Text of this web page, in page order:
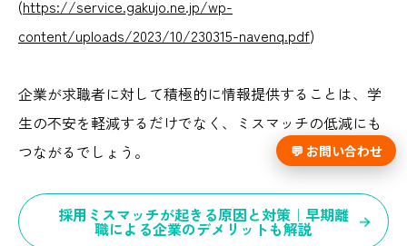
(https://service.gakujo.ne.jp/wp-
content/uploads/2023/10/230315-navenq.pdf)
企業が求職者に対して積極的に情報提供することは、学
生の不安を軽減するだけでなく、ミスマッチの低減にも
つながるでしょう。
採用ミスマッチが起きる原因と対策｜早期離
職による企業のデメリットも解説
💬 お問い合わせ